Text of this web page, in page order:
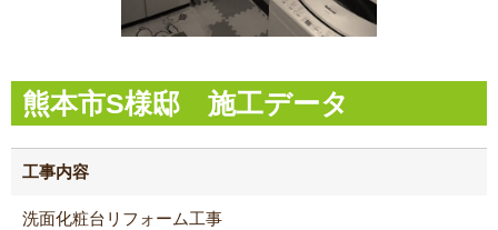
熊本市S様邸 施工データ
工事内容
洗面化粧台リフォーム工事